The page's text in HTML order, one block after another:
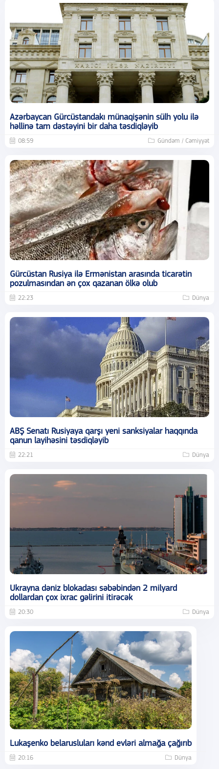
Azərbaycan Gürcüstandakı münaqişənin sülh yolu ilə
həllinə tam dəstəyini bir daha təsdiqləyib
08:59 Gündəm / Cəmiyyət
Gürcüstan Rusiya ilə Ermənistan arasında ticarətin
pozulmasından ən çox qazanan ölkə olub
22:23 Dünya
ABŞ Senatı Rusiyaya qarşı yeni sanksiyalar haqqında
qanun layihəsini təsdiqləyib
22:21 Dünya
Ukrayna dəniz blokadası səbəbindən 2 milyard
dollardan çox ixrac gəlirini itirəcək
20:30 Dünya
Lukaşenko belarusluları kənd evləri almağa çağırıb
20:16 Dünya